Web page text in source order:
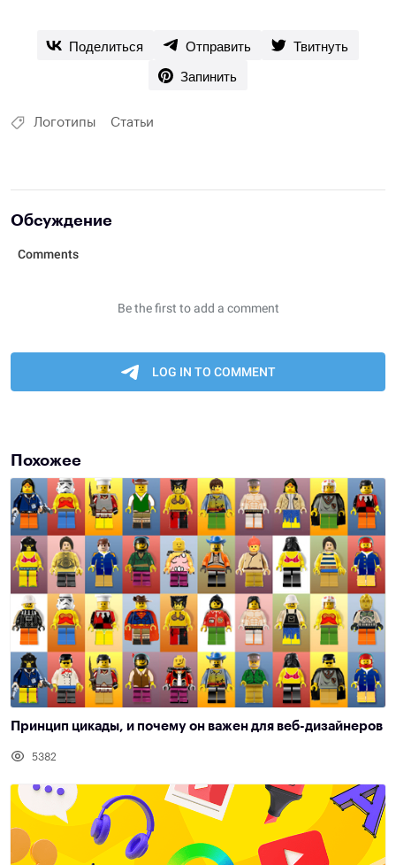
Поделиться Отправить
Твитнуть
Запинить
Логотипы Статьи
Обсуждение
Похожее
Принцип цикады, и почему он важен для веб-дизайнеров
5382